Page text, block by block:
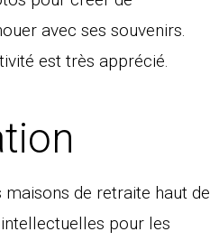
avec ses souvenirs.
est très apprécié.
de retraite haut de
pour les